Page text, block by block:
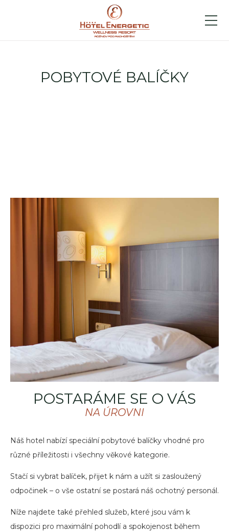
POBYTOVÉ BALÍČKY
POSTARÁME SE O VÁS
NA ÚROVNI
Náš hotel nabízí speciální pobytové balíčky vhodné pro
různé příležitosti i všechny věkové kategorie.
Stačí si vybrat balíček, přijet k nám a užít si zasloužený
odpočinek – o vše ostatní se postará náš ochotný personál.
Níže najdete také přehled služeb, které jsou vám k
dispozici pro maximální pohodlí a spokojenost během